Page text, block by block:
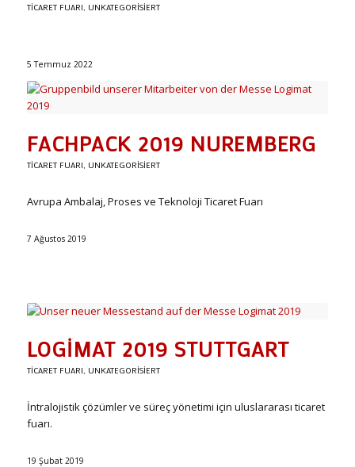
TICARET FUARI, UNKATEGORISIERT
5 Temmuz 2022
FACHPACK 2019 NUREMBERG
TICARET FUARI, UNKATEGORISIERT
Avrupa Ambalaj, Proses ve Teknoloji Ticaret Fuarı
7 Ağustos 2019
LOGIMAT 2019 STUTTGART
TICARET FUARI, UNKATEGORISIERT
İntralojistik çözümler ve süreç yönetimi için uluslararası ticaret
fuarı.
19 Şubat 2019